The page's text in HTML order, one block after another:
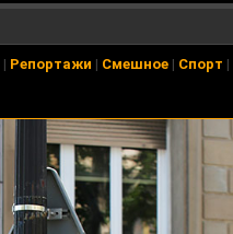
| Репортажи | Смешное| Спорт |